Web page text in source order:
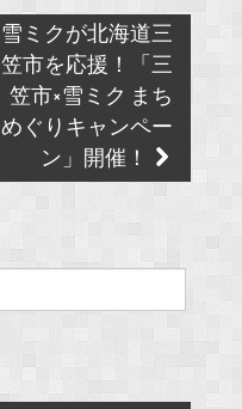
雪ミクが北海道三
笠市を応援！「三
笠市×雪ミク まち
めぐりキャンペー
ン」開催！